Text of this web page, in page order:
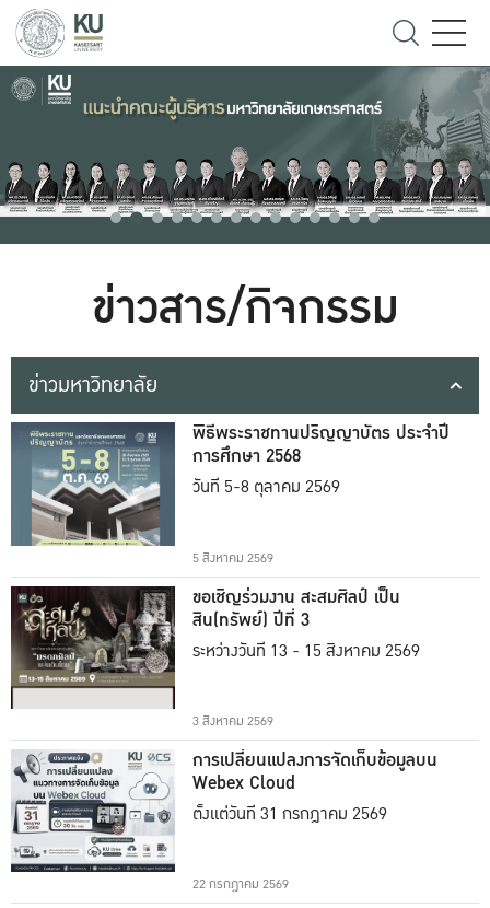
ข่าวสาร/กิจกรรม
ข่าวมหาวิทยาลัย
พิธีพระราชทานปริญญาบัตร ประจำปี
การศึกษา 2568
วันที่ 5-8 ตุลาคม 2569
5 สิงหาคม 2569
ขอเชิญร่วมงาน สะสมศิลป์ เป็น
สิน(ทรัพย์) ปีที่ 3
ระหว่างวันที่ 13 - 15 สิงหาคม 2569
3 สิงหาคม 2569
การเปลี่ยนแปลงการจัดเก็บข้อมูลบน
Webex Cloud
ตั้งแต่วันที่ 31 กรกฎาคม 2569
22 กรกฎาคม 2569